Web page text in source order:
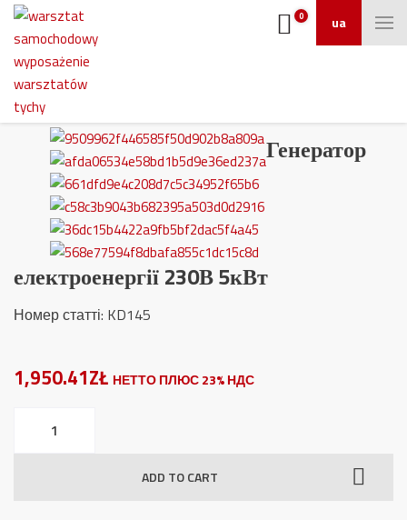
ua
0
Генератор
електроенергії 230В 5кВт
Номер статті: KD145
1,950.41ZŁ НЕТТО ПЛЮС 23% НДС
електроенергії
ADD TO CART